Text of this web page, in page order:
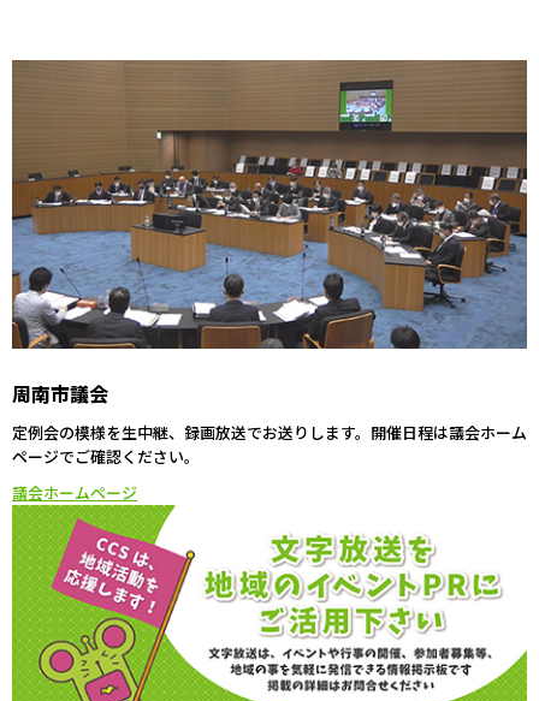
周南市議会
定例会の模様を生中継、録画放送でお送りします。開催日程は議会ホーム
ページでご確認ください。
議会ホームページ